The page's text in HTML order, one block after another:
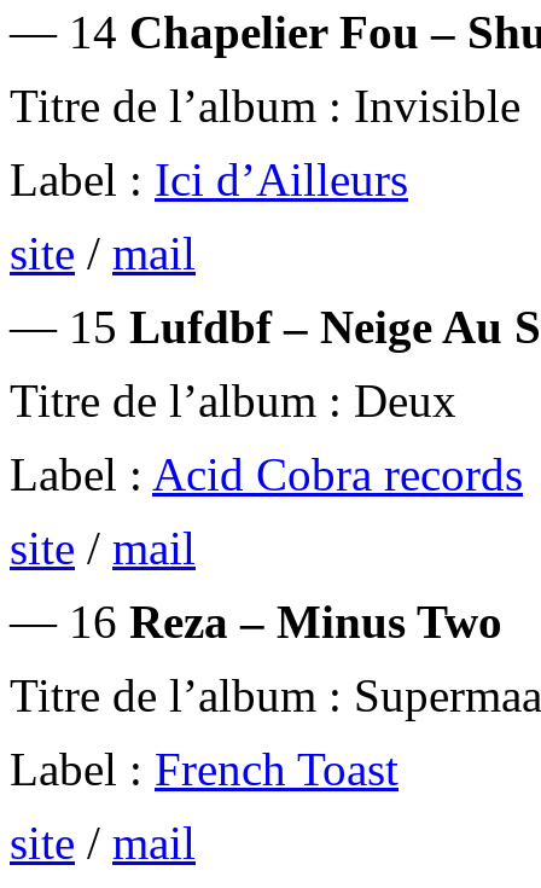
— 14 Chapelier Fou –
Titre de l’album : Invisible
Label : Ici d’Ailleurs
site / mail
— 15 Lufdbf – Neige Au
Titre de l’album : Deux
Label : Acid Cobra records
site / mail
— 16 Reza – Minus Two
Titre de l’album :
Label : French Toast
site / mail